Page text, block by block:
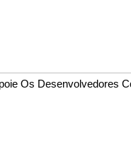
Os Desenvolvedores